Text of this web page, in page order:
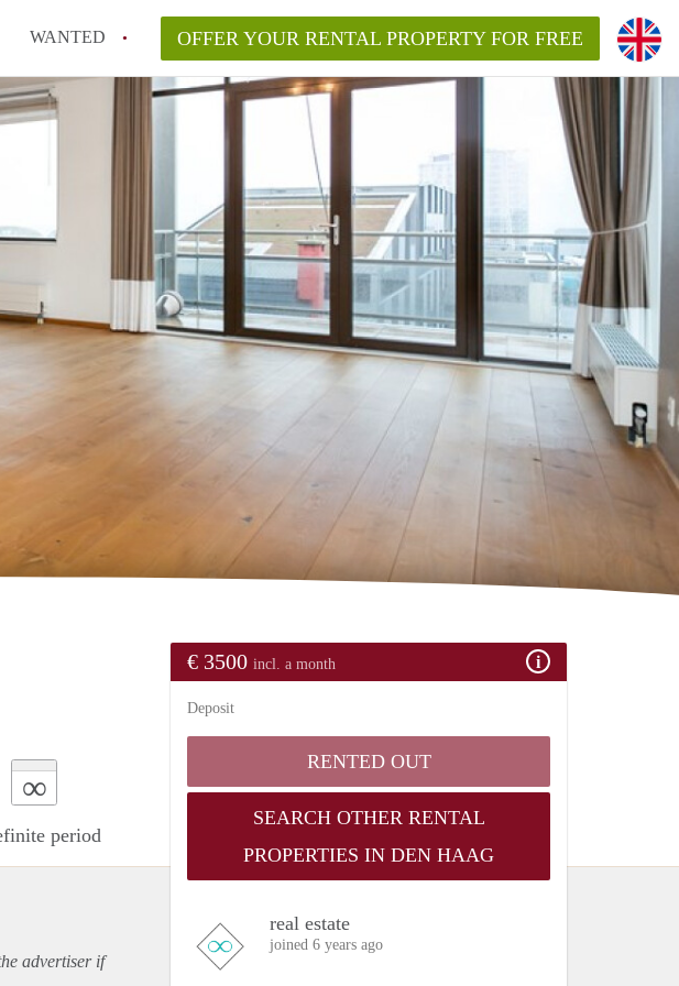
WANTED OFFER YOUR RENTAL PROPERTY FOR FREE
∞
period
€ 3500 incl. a month
Deposit
RENTED OUT
SEARCH OTHER RENTAL
PROPERTIES IN DEN HAAG
real estate
joined 6 years ago
advertiser if